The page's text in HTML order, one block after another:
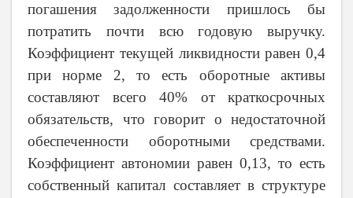
погашения задолженности пришлось бы
потратить почти всю годовую выручку.
Коэффициент текущей ликвидности равен 0,4
при норме 2, то есть оборотные активы
составляют всего 40% от краткосрочных
обязательств, что говорит о недостаточной
обеспеченности оборотными средствами.
Коэффициент автономии равен 0,13, то есть
собственный капитал составляет в структуре